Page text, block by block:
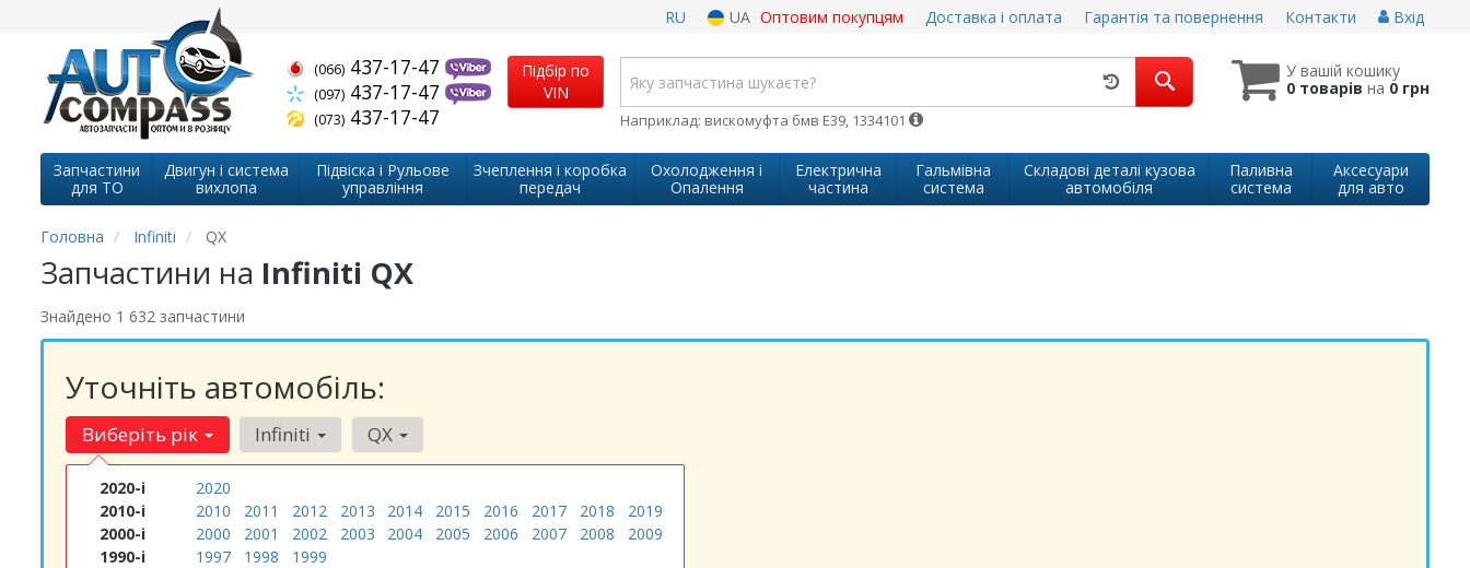
RU UA Оптовим покупцям Доставка і оплата Гарантія та повернення Контакти Вхід
(066) 437-17-47
(097) 437-17-47
(073) 437-17-47
Підбір по
VIN
У вашій кошику
0 товарів на 0 грн
Наприклад: вискомуфта бмв Е39, 1334101
Запчастини
для ТО
Двигун і система
вихлопа
Підвіска і Рульове
управління
Зчеплення і коробка
передач
Охолодження і
Опалення
Електрична
частина
Гальмівна
система
Складові деталі кузова
автомобіля
Паливна
система
Аксесуари
для авто
Головна Infiniti QX
Запчастини на Infiniti QX
Знайдено 1 632 запчастини
Уточніть автомобіль:
Виберіть рік
2020-і
2020
2010-і
2010 2011 2012 2013 2014 2015 2016 2017 2018
2019
2000-і
2000 2001 2002 2003 2004 2005 2006 2007 2008
2009
1990-і
1997 1998 1999
Infiniti QX